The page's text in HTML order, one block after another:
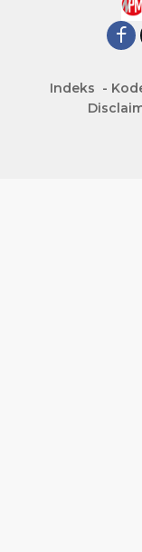
Indeks